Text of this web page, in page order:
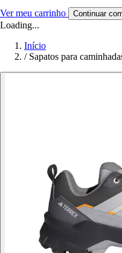
Ver meu carrinho Continuar
Loading...
Início
/ Sapatos para